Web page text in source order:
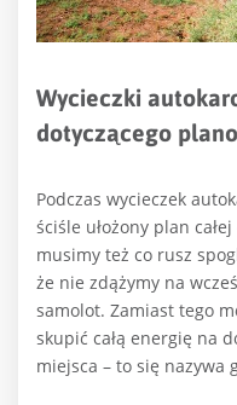
Wycieczki
dotyczącego
Podczas wycieczek
ściśle ułożony plan
musimy też co rusz
że nie zdążymy na
samolot. Zamiast tego
skupić całą energię na
miejsca – to się nazywa